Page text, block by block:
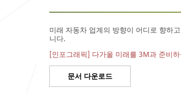
미래 자동차 업계의 방향이 어디로 향하
니다.
[인포그래픽] 다가올 미래를 3M과 준비
문서 다운로드